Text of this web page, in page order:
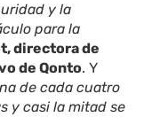
y la
para la
directora de
de Qonto. Y
de cada cuatro
y casi la mitad se